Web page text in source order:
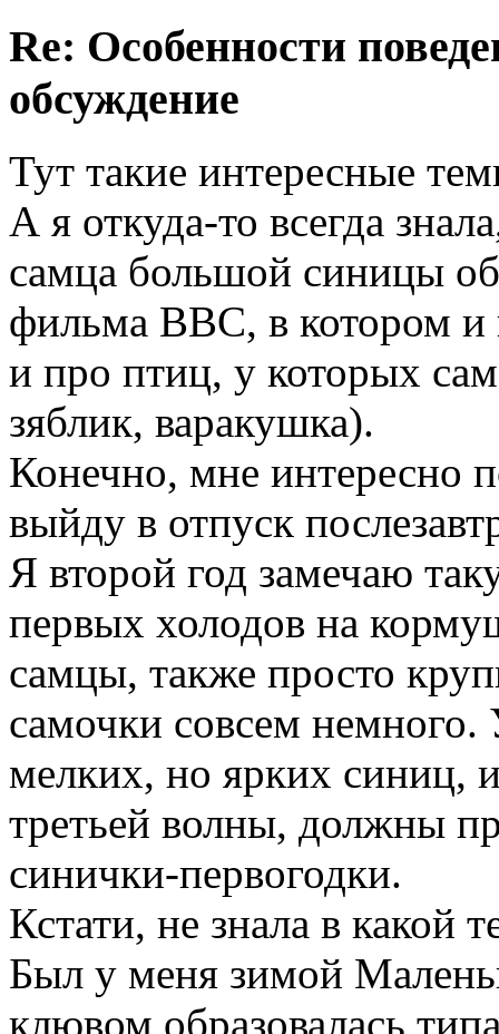
Re: Особенности
обсуждение
Тут такие интересные
А я откуда-то всегда
самца большой синицы
фильма ВВС, в котором и
и про птиц, у которых
зяблик, варакушка).
Конечно, мне интересно
выйду в отпуск
Я второй год замечаю
первых холодов на
самцы, также просто
самочки совсем немного.
мелких, но ярких синиц,
третьей волны, должны
синички-первогодки.
Кстати, не знала в какой
Был у меня зимой
клювом образовалась